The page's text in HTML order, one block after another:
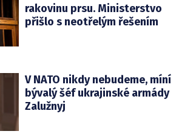
rakovinu prsu. Ministerstvo
přišlo s neotřelým řešením
V NATO nikdy nebudeme, míní
bývalý šéf ukrajinské armády
Zalužnyj